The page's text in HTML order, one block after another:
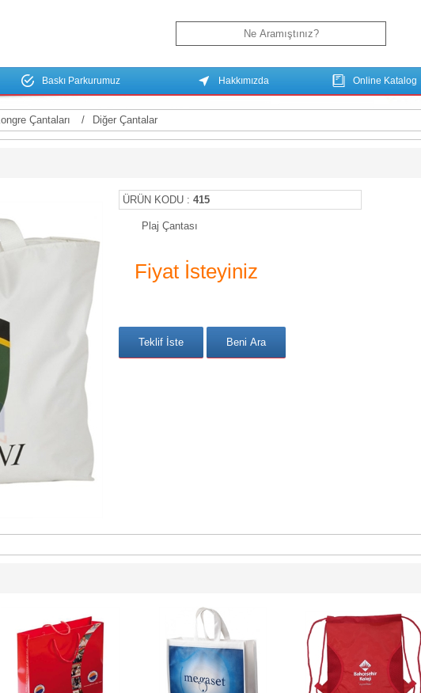
Baskı Parkurumuz Hakkımızda Online Katalog
Çantaları / Diğer Çantalar
ÜRÜN KODU : 415
Plaj Çantası
Fiyat İsteyiniz